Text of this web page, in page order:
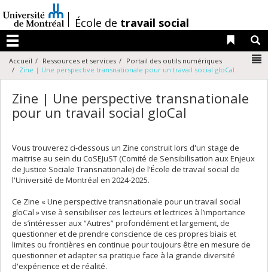
au
contenu
/École de travail social
Menu
Liens
Accueil Ressources et services
Portail des outils numériques
Zine | Une perspective transnationale pour un travail social gloCal
Zine | Une perspective transnationale
pour un travail social gloCal
Vous trouverez ci-dessous un Zine construit lors d'un stage de
maitrise au sein du CoSEJuST (Comité de Sensibilisation aux Enjeux
de Justice Sociale Transnationale) de l'École de travail social de
l'Université de Montréal en 2024-2025.
Ce Zine « Une perspective transnationale pour un travail social
gloCal » vise à sensibiliser ces lecteurs et lectrices à l’importance
de s’intéresser aux “Autres” profondément et largement, de
questionner et de prendre conscience de ces propres biais et
limites ou frontières en continue pour toujours être en mesure de
questionner et adapter sa pratique face à la grande diversité
d'expérience et de réalité.